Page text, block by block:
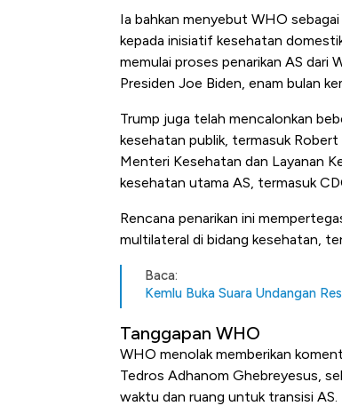
Ia bahkan menyebut WHO
kepada inisiatif kesehatan
memulai proses penarikan AS dari
Presiden Joe Biden, enam bulan
Trump juga telah mencalonkan
kesehatan publik, termasuk
Menteri Kesehatan dan Layanan
kesehatan utama AS, termasuk
Rencana penarikan ini
multilateral di bidang kesehatan,
Baca:
Kemlu Buka Suara Undangan
Tanggapan WHO
WHO menolak memberikan
Tedros Adhanom Ghebreyesus,
waktu dan ruang untuk transisi
Bangkit dari Kubur!
Alas Kaki Tumbuh